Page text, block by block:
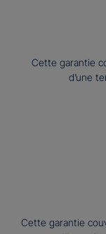
Cette garantie
d’une
Cette garantie